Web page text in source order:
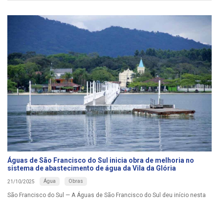
Águas de São Francisco do Sul inicia obra de melhoria no
sistema de abastecimento de água da Vila da Glória
21/10/2025 Água Obras
São Francisco do Sul — A Águas de São Francisco do Sul deu início nesta